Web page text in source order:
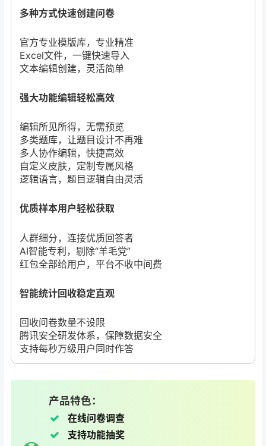
多种方式快速创建问卷
官方专业模版库，专业精准
Excel文件，一键快速导入
文本编辑创建，灵活简单
强大功能编辑轻松高效
编辑所见所得，无需预览
多类题库，让题目设计不再难
多人协作编辑，快捷高效
自定义皮肤，定制专属风格
逻辑语言，题目逻辑自由灵活
优质样本用户轻松获取
人群细分，连接优质回答者
AI智能专利，剔除“羊毛党”
红包全部给用户，平台不收中间费
智能统计回收稳定直观
回收问卷数量不设限
腾讯安全研发体系，保障数据安全
支持每秒万级用户同时作答
产品特色：
在线问卷调查
支持功能抽奖